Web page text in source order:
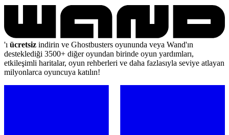
'ı ücretsiz indirin ve Ghostbusters oyununda veya Wand'ın
desteklediği 3500+ diğer oyundan birinde oyun yardımları,
etkileşimli haritalar, oyun rehberleri ve daha fazlasıyla seviye atlayan
milyonlarca oyuncuya katılın!